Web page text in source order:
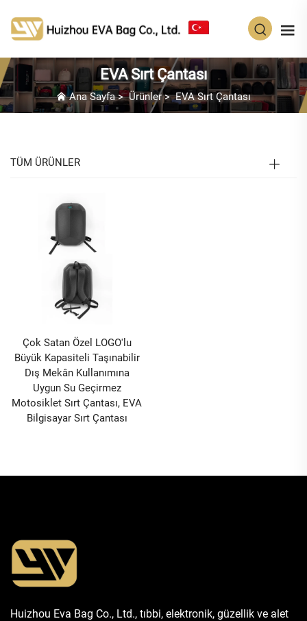
EVA Sırt Çantası
Ana Sayfa>Ürünler>EVA Sırt Çantası
TÜM ÜRÜNLER
Çok Satan Özel LOGO'lu
Büyük Kapasiteli Taşınabilir
Dış Mekân Kullanımına
Uygun Su Geçirmez
Motosiklet Sırt Çantası, EVA
Bilgisayar Sırt Çantası
Huizhou Eva Bag Co., Ltd., tıbbi, elektronik, güzellik ve alet